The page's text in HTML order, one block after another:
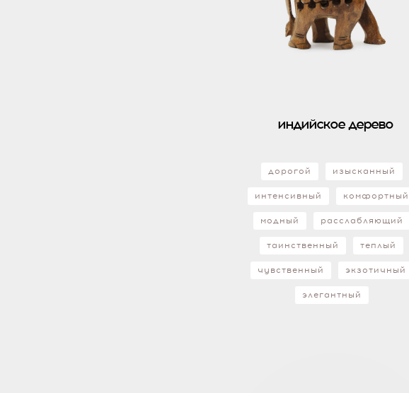
индийское дерево
дорогой изысканный
интенсивный комфортный
модный расслабляющий
таинственный теплый
чувственный экзотичный
элегантный